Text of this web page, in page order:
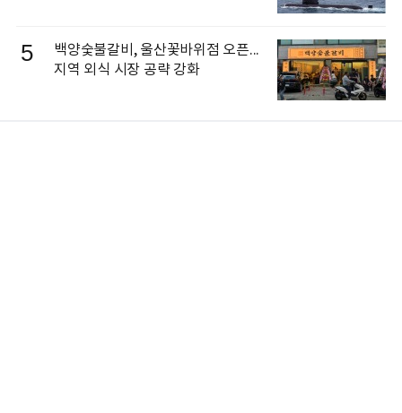
5
백양숯불갈비, 울산꽃바위점 오픈...
지역 외식 시장 공략 강화